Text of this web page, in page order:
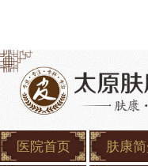
医院首页 肤康